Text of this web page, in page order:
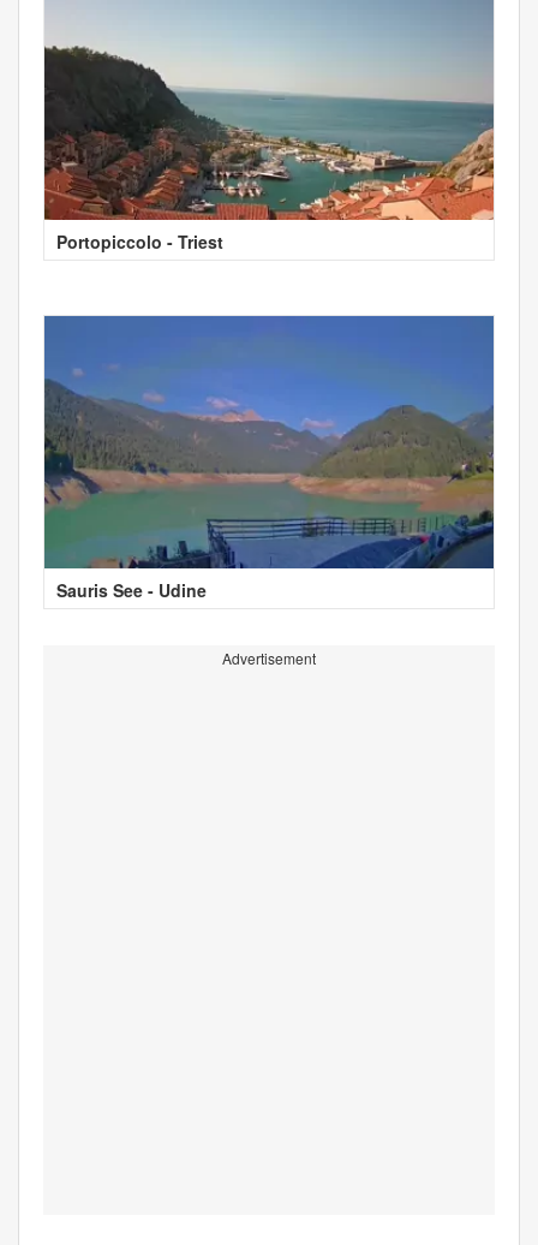
Portopiccolo - Triest
Sauris See - Udine
Advertisement